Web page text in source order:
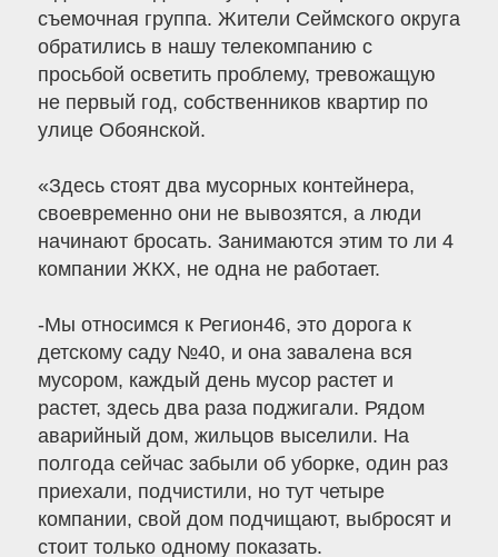
съемочная группа. Жители Сеймского округа
обратились в нашу телекомпанию с
просьбой осветить проблему, тревожащую
не первый год, собственников квартир по
улице Обоянской.
«Здесь стоят два мусорных контейнера,
своевременно они не вывозятся, а люди
начинают бросать. Занимаются этим то ли 4
компании ЖКХ, не одна не работает.
-Мы относимся к Регион46, это дорога к
детскому саду №40, и она завалена вся
мусором, каждый день мусор растет и
растет, здесь два раза поджигали. Рядом
аварийный дом, жильцов выселили. На
полгода сейчас забыли об уборке, один раз
приехали, подчистили, но тут четыре
компании, свой дом подчищают, выбросят и
стоит только одному показать.